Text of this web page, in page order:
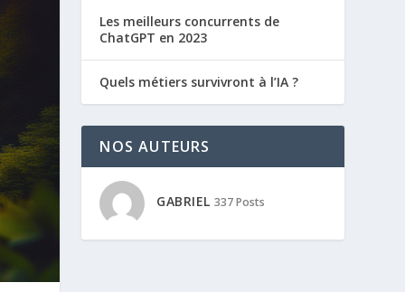
Les meilleurs concurrents de
ChatGPT en 2023
Quels métiers survivront à l’IA ?
NOS AUTEURS
GABRIEL 337 Posts